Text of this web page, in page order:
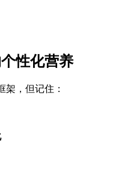
性化营养
架，但记住：